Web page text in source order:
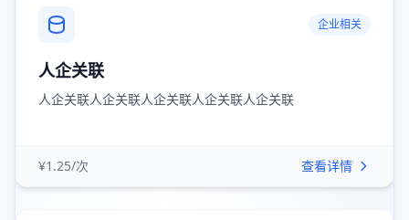
企业相关
人企关联
人企关联人企关联人企关联人企关联人企关联
¥1.25/次 查看详情